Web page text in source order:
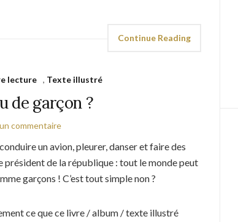
Continue Reading
lecture , Texte illustré
de garçon ?
commentaire
un avion, pleurer, danser et faire des
président de la république : tout le monde peut
garçons ! C’est tout simple non ?
ce que ce livre / album / texte illustré